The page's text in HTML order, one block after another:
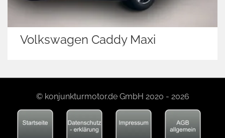
Volkswagen Caddy Maxi
© konjunkturmotor.de GmbH 2020 - 2026